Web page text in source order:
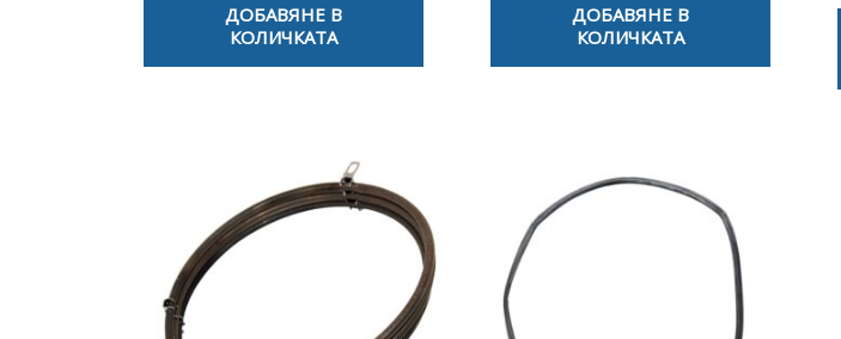
ДОБАВЯНЕ В
КОЛИЧКАТА
ДОБАВЯНЕ В
КОЛИЧКАТА